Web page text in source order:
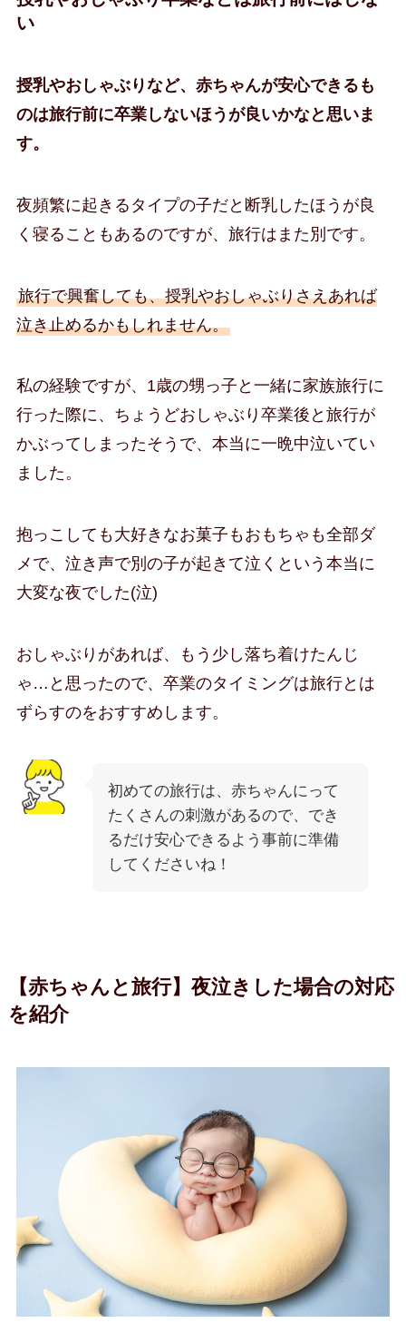
い
授乳やおしゃぶりなど、赤ちゃんが安心できるも
のは旅行前に卒業しないほうが良いかなと思いま
す。
夜頻繁に起きるタイプの子だと断乳したほうが良
く寝ることもあるのですが、旅行はまた別です。
旅行で興奮しても、授乳やおしゃぶりさえあれば
泣き止めるかもしれません。
私の経験ですが、1歳の甥っ子と一緒に家族旅行に
行った際に、ちょうどおしゃぶり卒業後と旅行が
かぶってしまったそうで、本当に一晩中泣いてい
ました。
抱っこしても大好きなお菓子もおもちゃも全部ダ
メで、泣き声で別の子が起きて泣くという本当に
大変な夜でした(泣)
おしゃぶりがあれば、もう少し落ち着けたんじ
ゃ…と思ったので、卒業のタイミングは旅行とは
ずらすのをおすすめします。
初めての旅行は、赤ちゃんにって
たくさんの刺激があるので、でき
るだけ安心できるよう事前に準備
してくださいね！
【赤ちゃんと旅行】夜泣きした場合の対応
を紹介